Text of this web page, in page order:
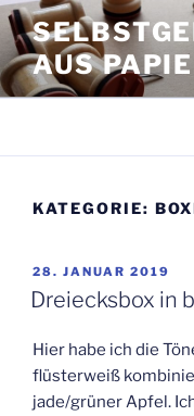
Zum
Inhalt
springen
AUS
KATEGORIE:
VERÖFFENTLICHT
AM
28. JANUAR 2019
Dreiecksbox in
Hier habe ich die
flüsterweiß
jade/grüner Apfel.